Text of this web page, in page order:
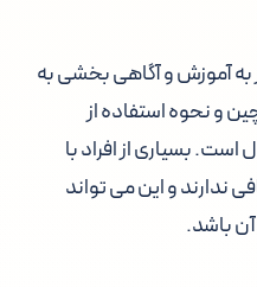
به آموزش و آگاهی بخشی به
و نحوه استفاده از
بسیاری از افراد با
ندارند و این می تواند
باشد.